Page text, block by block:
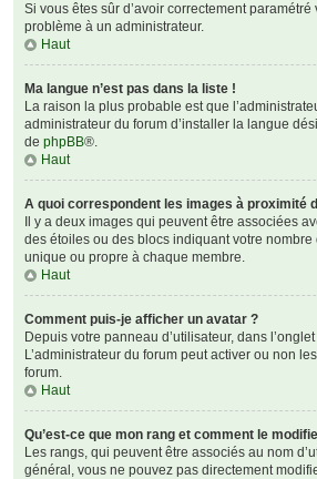
Si vous êtes sûr d’avoir correctement
problème à un administrateur.
Haut
Ma langue n’est pas dans la liste !
La raison la plus probable est que
administrateur du forum d’installer la langue
de phpBB®.
Haut
A quoi correspondent les images à proximité
Il y a deux images qui peuvent être associées
des étoiles ou des blocs indiquant votre
unique ou propre à chaque membre.
Haut
Comment puis-je afficher un avatar ?
Depuis votre panneau d’utilisateur, dans
L’administrateur du forum peut activer ou non
forum.
Haut
Qu’est-ce que mon rang et comment le
Les rangs, qui peuvent être associés au nom
général, vous ne pouvez pas directement